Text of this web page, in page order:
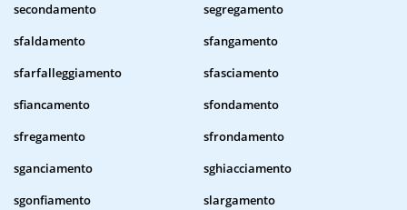
secondamento
segregamento
sfaldamento
sfangamento
sfarfalleggiamento
sfasciamento
sfiancamento
sfondamento
sfregamento
sfrondamento
sganciamento
sghiacciamento
sgonfiamento
slargamento